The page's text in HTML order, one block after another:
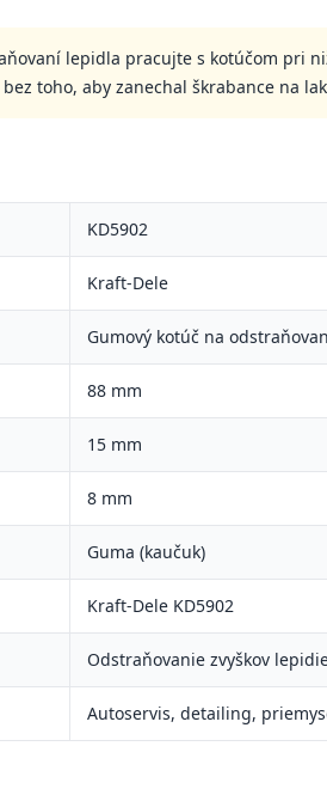
lepidla pracujte s kotúčom pri
toho, aby zanechal škrabance na
KD5902
Kraft-Dele
Gumový kotúč na
88 mm
15 mm
8 mm
Guma (kaučuk)
Kraft-Dele KD5902
Odstraňovanie zvyškov
Autoservis, detailing,